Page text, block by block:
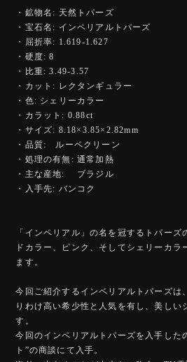
・鉱物名: 天然トパーズ
・宝石名: インペリアルトパーズ
・屈折率: 1.619-1.627
・硬度: 8
・比重: 3.49-3.57
・カット: レクタンギュラー
・色: シェリーカラー
・カラット: 0.88ct
・サイズ: 8.18×3.85×2.82mm
・品質: ルーペクリーン
・処理の有無: 通常加熱
・主な産地: ブラジル
・入手先: バンコク
「インペリアル」の名を冠するトパー
ドカラー、ピンク、そしてシェリーカラ
ます。
今回ご紹介するインペリアルトパーズは
りわけ高い希少性と人気を有し、美しい
す。
今回のインペリアルトパーズを入手した
ト”の商談にて入手。